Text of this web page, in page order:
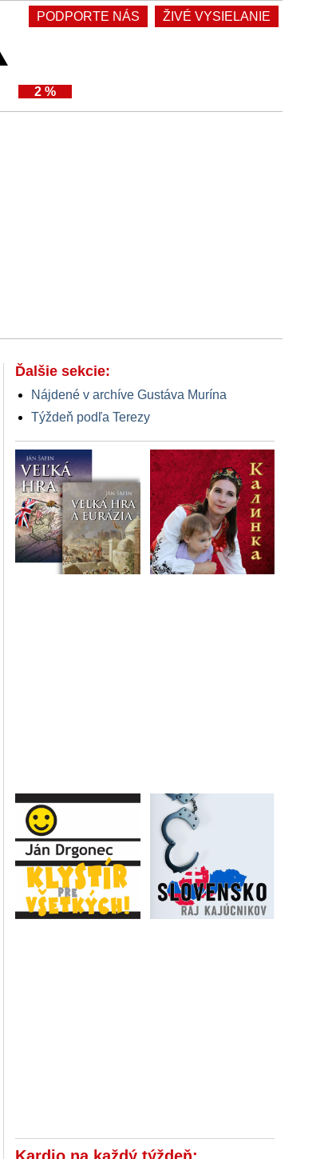
PODPORTE NÁS ŽIVÉ VYSIELANIE
2 %
Ďalšie sekcie:
Nájdené v archíve Gustáva Murína
Týždeň podľa Terezy